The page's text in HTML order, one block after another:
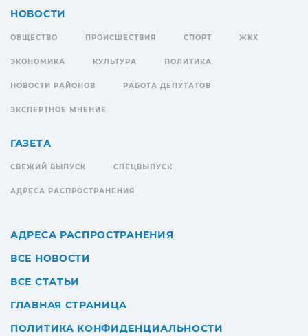
НОВОСТИ
ОБЩЕСТВО ПРОИСШЕСТВИЯ СПОРТ ЖКХ
ЭКОНОМИКА КУЛЬТУРА ПОЛИТИКА
НОВОСТИ РАЙОНОВ РАБОТА ДЕПУТАТОВ
ЭКСПЕРТНОЕ МНЕНИЕ
ГАЗЕТА
СВЕЖИЙ ВЫПУСК СПЕЦВЫПУСК
АДРЕСА РАСПРОСТРАНЕНИЯ
АДРЕСА РАСПРОСТРАНЕНИЯ
ВСЕ НОВОСТИ
ВСЕ СТАТЬИ
ГЛАВНАЯ СТРАНИЦА
ПОЛИТИКА КОНФИДЕНЦИАЛЬНОСТИ